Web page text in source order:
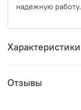
надежную работу.
Характеристики
Отзывы